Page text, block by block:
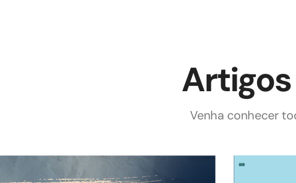
Venha conhecer